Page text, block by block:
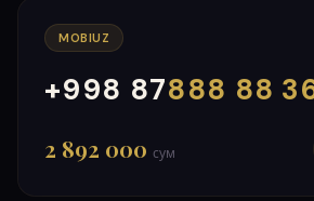
MOBIUZ
+998 87888 88
000
999
2 892 000 сум